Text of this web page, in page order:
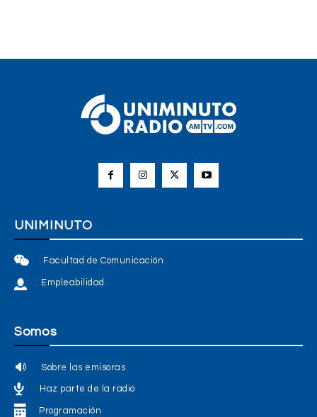
UNIMINUTO
Facultad de Comunicación
Empleabilidad
Somos
Sobre las emisoras
Haz parte de la radio
Programación